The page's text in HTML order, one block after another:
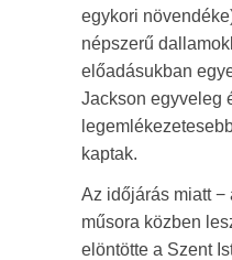
egykori
népszerű
előadásukban
Jackson egyveleg
kaptak.
Az időjárás miatt −
műsora közben
elöntötte a Szent